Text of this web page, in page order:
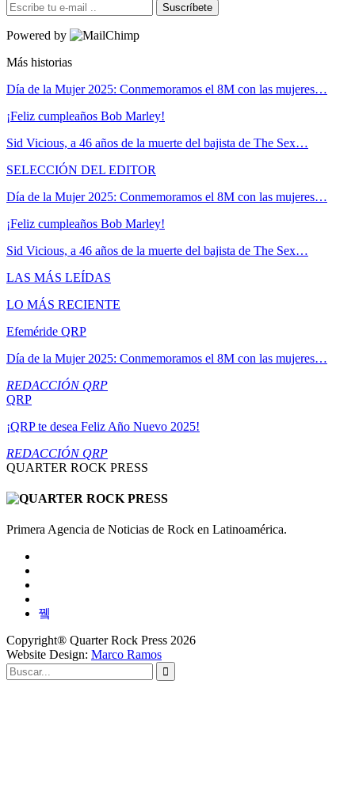
Suscríbete
Powered by
Más historias
Día de la Mujer 2025: Conmemoramos el 8M con las mujeres…
¡Feliz cumpleaños Bob Marley!
Sid Vicious, a 46 años de la muerte del bajista de The Sex…
SELECCIÓN DEL EDITOR
Día de la Mujer 2025: Conmemoramos el 8M con las mujeres…
¡Feliz cumpleaños Bob Marley!
Sid Vicious, a 46 años de la muerte del bajista de The Sex…
LAS MÁS LEÍDAS
LO MÁS RECIENTE
Efeméride QRP
Día de la Mujer 2025: Conmemoramos el 8M con las mujeres…
REDACCIÓN QRP
QRP
¡QRP te desea Feliz Año Nuevo 2025!
REDACCIÓN QRP
QUARTER ROCK PRESS
Primera Agencia de Noticias de Rock en Latinoamérica.
Copyright® Quarter Rock Press 2026
Website Design: Marco Ramos